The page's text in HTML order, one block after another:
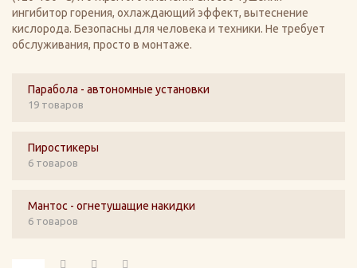
ингибитор горения, охлаждающий эффект, вытеснение
кислорода. Безопасны для человека и техники. Не требует
обслуживания, просто в монтаже.
Парабола - автономные установки
19 товаров
Пиростикеры
6 товаров
Мантос - огнетушащие накидки
6 товаров